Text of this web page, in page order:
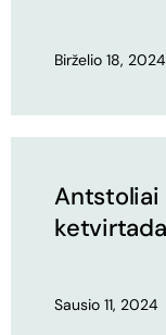
Birželio 18, 2024
Antstoliai
Sausio 11, 2024